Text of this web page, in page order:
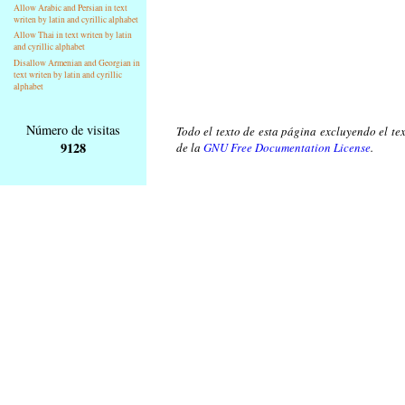
Allow Arabic and Persian in text
writen by latin and cyrillic alphabet
Allow Thai in text writen by latin
and cyrillic alphabet
Disallow Armenian and Georgian in
text writen by latin and cyrillic
alphabet
Número de visitas
9128
Todo el texto de esta página excluyendo el
de la GNU Free Documentation License.